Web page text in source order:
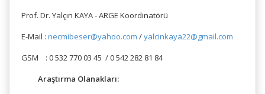
Prof. Dr. Yalçın KAYA - ARGE Koordinatörü
E-Mail : necmibeser@yahoo.com /yalcinkaya22@gmail.com
GSM : 0 532 770 03 45 / 0 542 282 81 84
Araştırma Olanakları: